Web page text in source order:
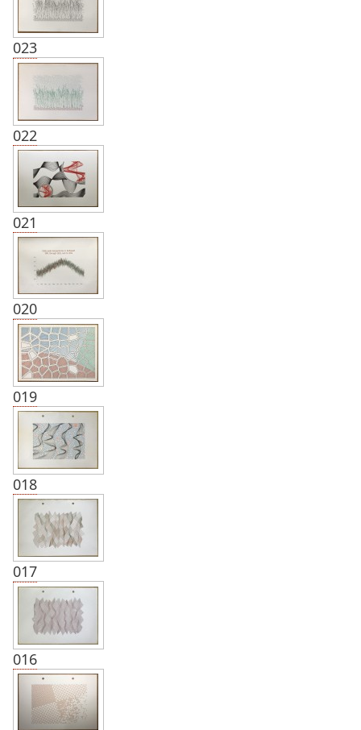
023
022
021
020
019
018
017
016